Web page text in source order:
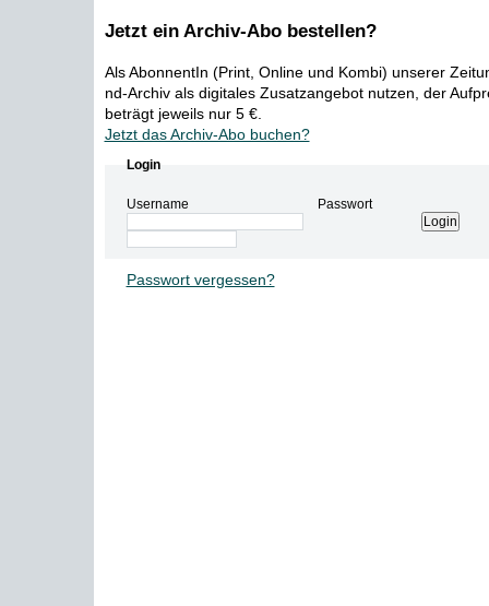
Jetzt ein Archiv-Abo bestellen?
Als AbonnentIn (Print, Online und Kombi) unserer
nd-Archiv als digitales Zusatzangebot nutzen, der
beträgt jeweils nur 5 €.
Jetzt das Archiv-Abo buchen?
Login
Username Passwort
Passwort vergessen?